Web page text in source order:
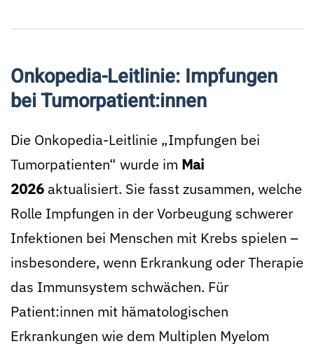
Onkopedia-Leitlinie: Impfungen
bei Tumorpatient:innen
Die Onkopedia-Leitlinie „Impfungen bei
Tumorpatienten“ wurde im Mai
2026 aktualisiert. Sie fasst zusammen, welche
Rolle Impfungen in der Vorbeugung schwerer
Infektionen bei Menschen mit Krebs spielen –
insbesondere, wenn Erkrankung oder Therapie
das Immunsystem schwächen. Für
Patient:innen mit hämatologischen
Erkrankungen wie dem Multiplen Myelom